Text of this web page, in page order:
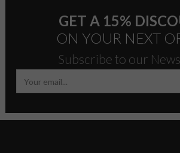
GET A 15%
ON YOUR NEXT
Subscribe to our